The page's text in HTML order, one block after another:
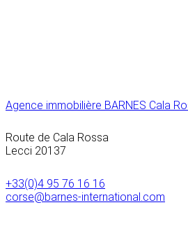
Agence immobilière BARNES Cala
Route de Cala Rossa
Lecci 20137
+33(0)4 95 76 16 16
corse@barnes-international.com